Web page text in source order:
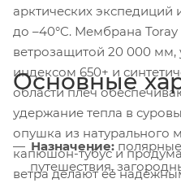
арктических экспедиций
до –40°C. Мембрана
ветрозащитой 20 000 мм,
индексом 650+ и
области плеч
удержание тепла в
опушка из натурального
капюшон-тубус и
ветра делают её
Основные
Назначение:
путешествия,